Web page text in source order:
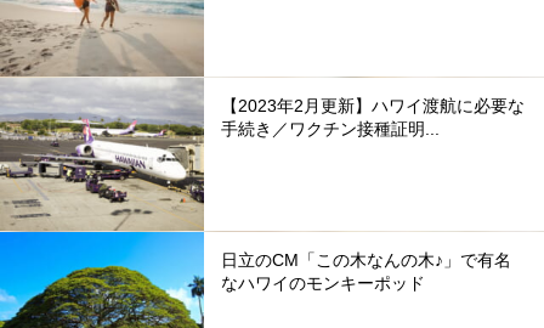
【2023年2月更新】ハワイ渡航に必要な
手続き／ワクチン接種証明...
日立のCM「この木なんの木♪」で有名
なハワイのモンキーポッド